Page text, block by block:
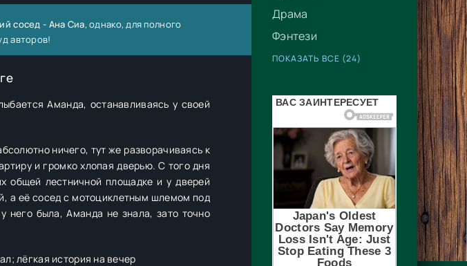
Драма
Фэнтези
ПОКАЗАТЬ ВСЕ (24)
сосед - Ана Сиа, однако, для полного
авторов!
Аманда, останавливаясь у своей
ничего, тут же разворачиваясь к
и громко хлопая дверью. С того дня
общей лестничной площадке и у дверей
а её сосед с мотоциклетным шлемом под
него была, Аманда не знала, зато точно
лёгкая история на вечер